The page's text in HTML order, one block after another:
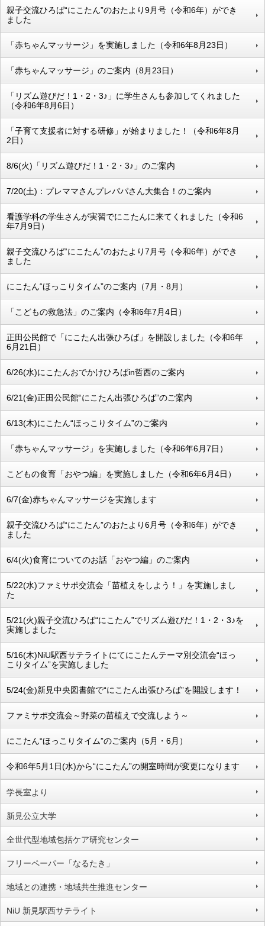
学長室より
新見公立大学
全世代型地域包括ケア研究センター
フリーペーパー「なるたき」
地域との連携・地域共生推進センター
NiU 新見駅西サテライト
親子交流ひろば“にこたん”のおたより9月号（令和6年）ができ
ました
「赤ちゃんマッサージ」を実施しました（令和6年8月23日）
「赤ちゃんマッサージ」のご案内（8月23日）
「リズム遊びだ！1・2・3♪」に学生さんも参加してくれました
（令和6年8月6日）
「子育て支援者に対する研修」が始まりました！（令和6年8月
2日）
8/6(火)「リズム遊びだ！1・2・3♪」のご案内
7/20(土)：プレママさんプレパパさん大集合！のご案内
看護学科の学生さんが実習でにこたんに来てくれました（令和6
年7月9日）
親子交流ひろば“にこたん”のおたより7月号（令和6年）ができ
ました
にこたん“ほっこりタイム”のご案内（7月・8月）
「こどもの救急法」のご案内（令和6年7月4日）
正田公民館で「にこたん出張ひろば」を開設しました（令和6年
6月21日）
6/26(水)にこたんおでかけひろばin哲西のご案内
6/21(金)正田公民館“にこたん出張ひろば”のご案内
6/13(木)にこたん“ほっこりタイム”のご案内
「赤ちゃんマッサージ」を実施しました（令和6年6月7日）
こどもの食育「おやつ編」を実施しました（令和6年6月4日）
6/7(金)赤ちゃんマッサージを実施します
親子交流ひろば“にこたん”のおたより6月号（令和6年）ができ
ました
6/4(火)食育についてのお話「おやつ編」のご案内
5/22(水)ファミサポ交流会「苗植えをしよう！」を実施しまし
た
5/21(火)親子交流ひろば“にこたん”でリズム遊びだ！1・2・3♪を
実施しました
5/16(木)NiU駅西サテライトにてにこたんテーマ別交流会“ほっ
こりタイム”を実施しました
5/24(金)新見中央図書館で“にこたん出張ひろば”を開設します！
ファミサポ交流会～野菜の苗植えで交流しよう～
にこたん“ほっこりタイム”のご案内（5月・6月）
令和6年5月1日(水)から“にこたん”の開室時間が変更になります